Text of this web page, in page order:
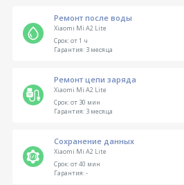
Ремонт после воды
Xiaomi Mi A2 Lite
Срок:от 1 ч
Гарантия:3 месяца
Ремонт цепи заряда
Xiaomi Mi A2 Lite
Срок:от 30 мин
Гарантия:3 месяца
Сохранение данных
Xiaomi Mi A2 Lite
Срок:от 40 мин
Гарантия:-